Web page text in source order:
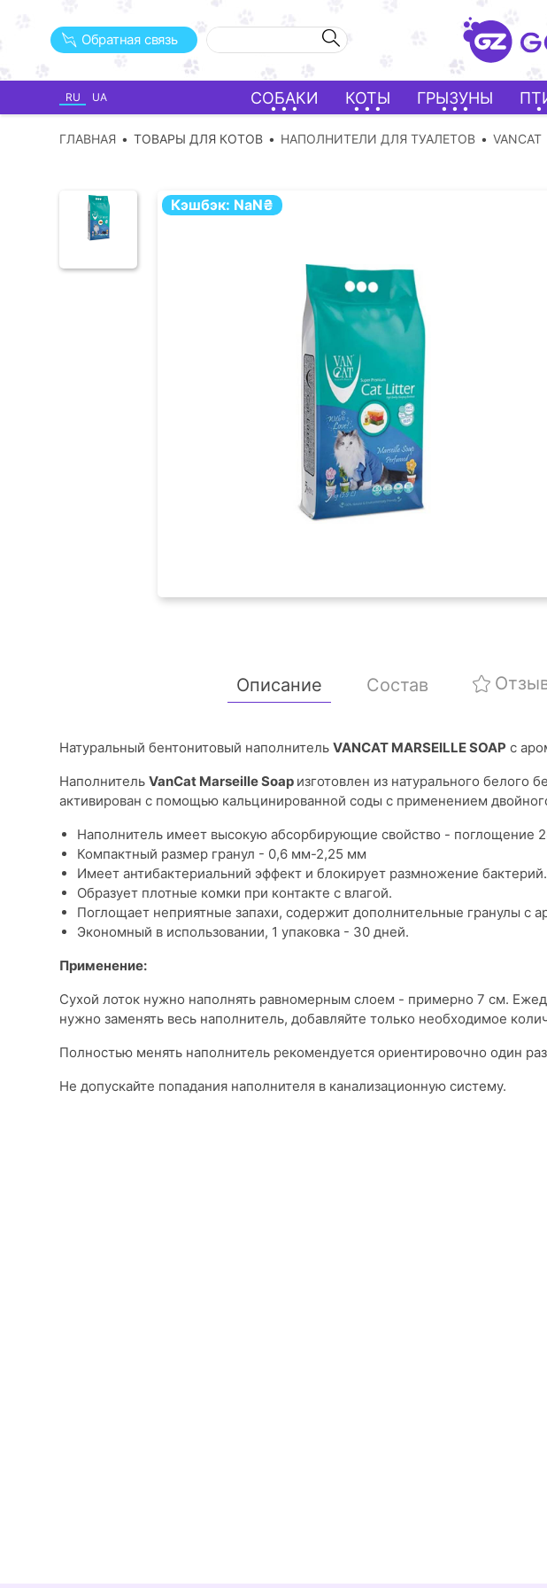
Обратная связь
RU UA СОБАКИ КОТЫ ГРЫЗУНЫ
ГЛАВНАЯ ТОВАРЫ ДЛЯ КОТОВ НАПОЛНИТЕЛИ ДЛЯ ТУАЛЕТОВ VANCAT
Кэшбэк: NaN₴
Описание Состав
Натуральный бентонитовый наполнитель VANCAT MARSEILLE SOAP с
Наполнитель VanCat Marseille Soap изготовлен из натурального белого
активирован с помощью кальцинированной соды с применением
Наполнитель имеет высокую абсорбирующие свойство - поглощение
Компактный размер гранул - 0,6 мм-2,25 мм
Имеет антибактериальний эффект и блокирует размножение бактерий.
Образует плотные комки при контакте с влагой.
Поглощает неприятные запахи, содержит дополнительные гранулы с
Экономный в использовании, 1 упаковка - 30 дней.
Применение:
Сухой лоток нужно наполнять равномерным слоем - примерно 7 см.
нужно заменять весь наполнитель, добавляйте только необходимое
Полностью менять наполнитель рекомендуется ориентировочно один
Не допускайте попадания наполнителя в канализационную систему.